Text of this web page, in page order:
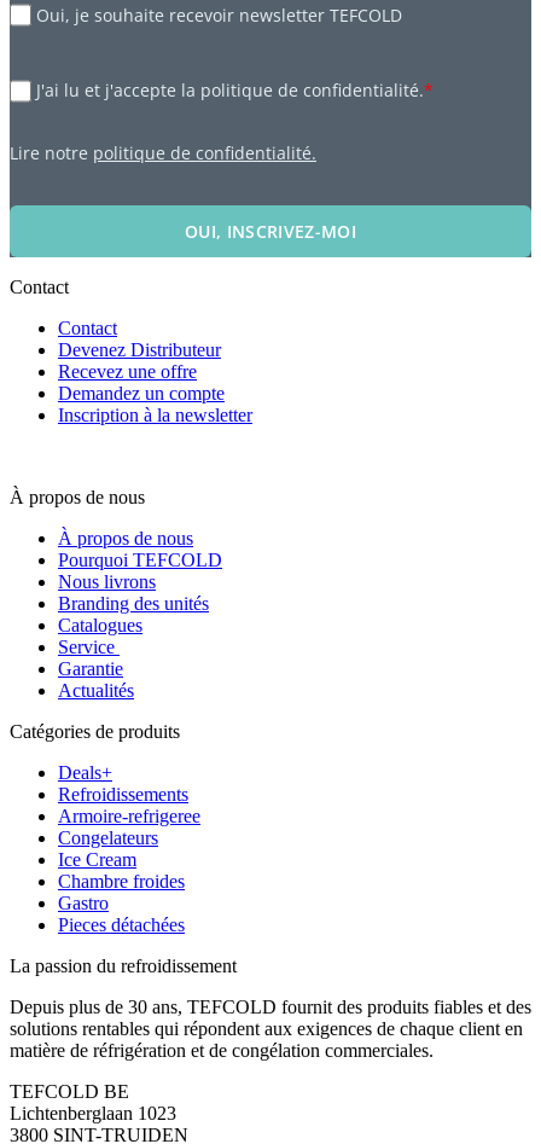
Oui, je souhaite recevoir newsletter TEFCOLD
J'ai lu et j'accepte la politique de confidentialité.*
Lire notre politique de confidentialité.
OUI, INSCRIVEZ-MOI
Contact
Contact
Devenez Distributeur
Recevez une offre
Demandez un compte
Inscription à la newsletter
À propos de nous
À propos de nous
Pourquoi TEFCOLD
Nous livrons
Branding des unités
Catalogues
Service
Garantie
Actualités
Catégories de produits
Deals+
Refroidissements
Armoire-refrigeree
Congelateurs
Ice Cream
Chambre froides
Gastro
Pieces détachées
La passion du refroidissement
Depuis plus de 30 ans, TEFCOLD fournit des produits fiables et des
solutions rentables qui répondent aux exigences de chaque client en
matière de réfrigération et de congélation commerciales.
TEFCOLD BE
Lichtenberglaan 1023
3800 SINT-TRUIDEN